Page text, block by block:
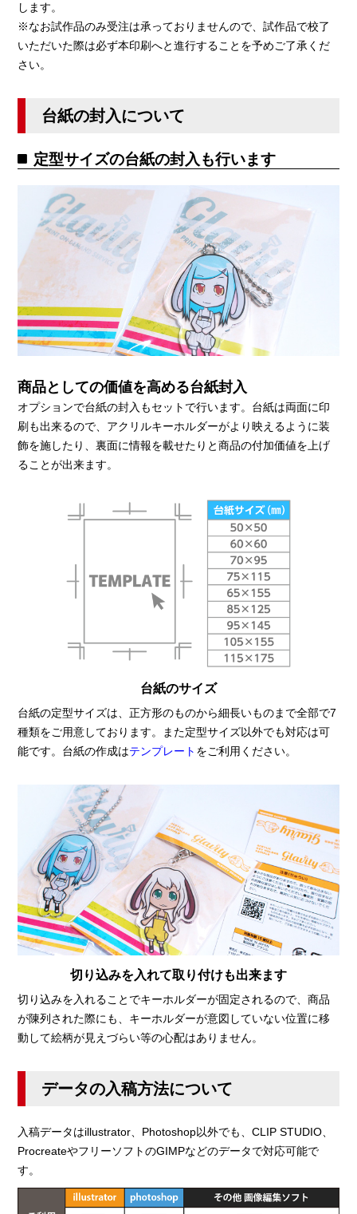
します。
※なお試作品のみ受注は承っておりませんので、試作品で校了
いただいた際は必ず本印刷へと進行することを予めご了承くだ
さい。
台紙の封入について
定型サイズの台紙の封入も行います
商品としての価値を高める台紙封入
オプションで台紙の封入もセットで行います。台紙は両面に印
刷も出来るので、アクリルキーホルダーがより映えるように装
飾を施したり、裏面に情報を載せたりと商品の付加価値を上げ
ることが出来ます。
台紙のサイズ
台紙の定型サイズは、正方形のものから細長いものまで全部で7
種類をご用意しております。また定型サイズ以外でも対応は可
能です。台紙の作成はテンプレート をご利用ください。
切り込みを入れて取り付けも出来ます
切り込みを入れることでキーホルダーが固定されるので、商品
が陳列された際にも、キーホルダーが意図していない位置に移
動して絵柄が見えづらい等の心配はありません。
データの入稿方法について
入稿データはillustrator、Photoshop以外でも、CLIP STUDIO、
ProcreateやフリーソフトのGIMPなどのデータで対応可能で
す。